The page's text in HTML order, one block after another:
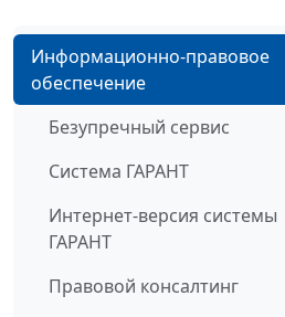
Информационно-правовое
обеспечение
Безупречный сервис
Система ГАРАНТ
Интернет-версия системы
ГАРАНТ
Правовой консалтинг